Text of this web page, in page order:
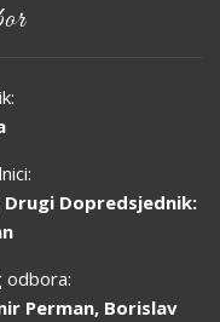
Dopredsjednik:
odbora:
Perman, Borislav